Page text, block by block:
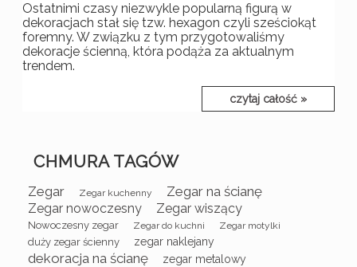
Ostatnimi czasy niezwykle popularną figurą w
dekoracjach stał się tzw. hexagon czyli sześciokąt
foremny. W związku z tym przygotowaliśmy
dekoracje ścienną, która podąża za aktualnym
trendem.
czytaj całość »
CHMURA TAGÓW
Zegar Zegar kuchenny Zegar na ścianę
Zegar nowoczesny Zegar wiszący
Nowoczesny zegar Zegar do kuchni Zegar motylki
duży zegar ścienny zegar naklejany
dekoracja na ścianę
zegar metalowy